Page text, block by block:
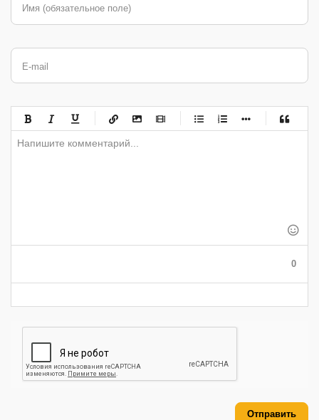
Имя (обязательное поле)
E-mail
-
-
-
0
Отправить